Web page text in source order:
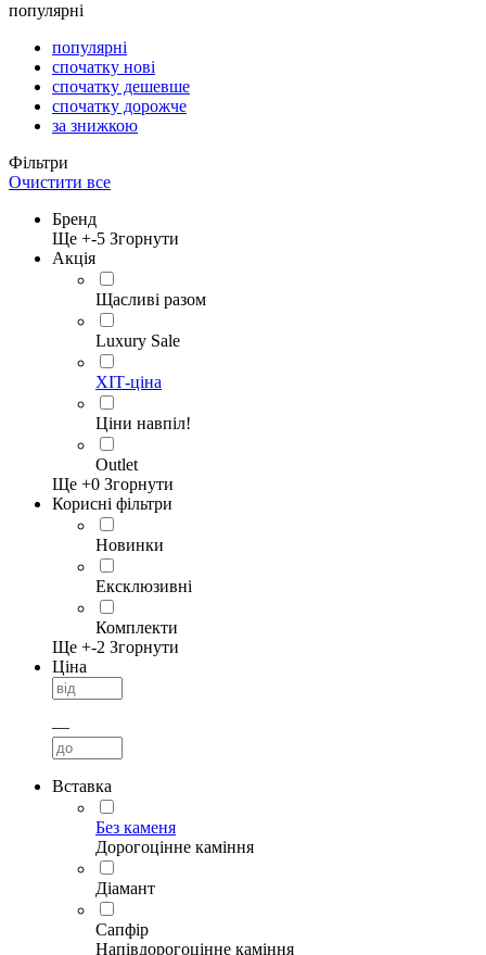
популярні
популярні
спочатку нові
спочатку дешевше
спочатку дорожче
за знижкою
Фільтри
Очистити все
Бренд
Ще +-5 Згорнути
Акція
Щасливі разом
Luxury Sale
ХІТ-ціна
Ціни навпіл!
Outlet
Ще +0 Згорнути
Корисні фільтри
Новинки
Ексклюзивні
Комплекти
Ще +-2 Згорнути
Ціна
—
Вставка
Без каменя
Дорогоцінне каміння
Діамант
Сапфір
Напівдорогоцінне каміння